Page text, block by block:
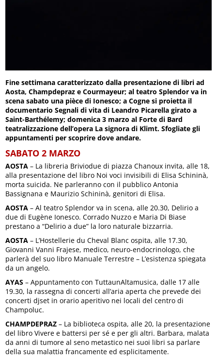
Fine settimana caratterizzato dalla presentazione di libri ad
Aosta, Champdepraz e Courmayeur; al teatro Splendor va in
scena sabato una pièce di Ionesco; a Cogne si proietta il
documentario Segnali di vita di Leandro Picarella girato a
Saint-Barthélemy; domenica 3 marzo al Forte di Bard
teatralizzazione dell’opera La signora di Klimt. Sfogliate gli
appuntamenti per scoprire dove andare.
SABATO 2 MARZO
AOSTA – La libreria Briviodue di piazza Chanoux invita, alle 18,
alla presentazione del libro Noi voci invisibili di Elisa Schininà,
morta suicida. Ne parleranno con il pubblico Antonia
Bassignana e Maurizio Schininà, genitori di Elisa.
AOSTA – Al teatro Splendor va in scena, alle 20.30, Delirio a
due di Eugène Ionesco. Corrado Nuzzo e Maria Di Biase
prestano a “Delirio a due” la loro naturale bizzarria.
AOSTA – L’Hostellerie du Cheval Blanc ospita, alle 17.30,
Giovanni Vanni Frajese, medico, neuro-endocrinologo, che
parlerà del suo libro Manuale Terrestre – L’esistenza spiegata
da un angelo.
AYAS – Appuntamento con TuttaunAltamusica, dalle 17 alle
19.30, la rassegna di concerti all’aria aperta che prevede dei
concerti djset in orario aperitivo nei locali del centro di
Champoluc.
CHAMPDEPRAZ – La biblioteca ospita, alle 20, la presentazione
del libro Vivere e battersi per sé e per gli altri. Barbara, malata
da anni di tumore al seno metastico nei suoi libri sa parlare
della sua malattia francamente ed esplicitamente.